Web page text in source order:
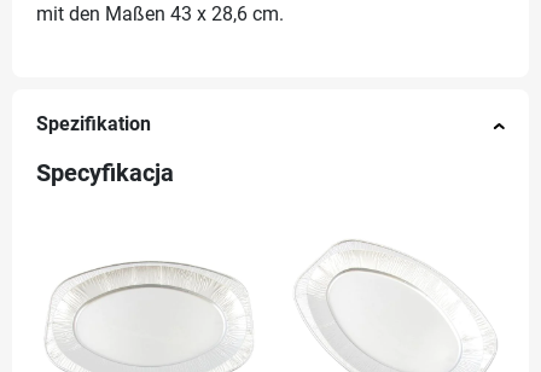
mit den Maßen 43 x 28,6 cm.
Spezifikation
Specyfikacja